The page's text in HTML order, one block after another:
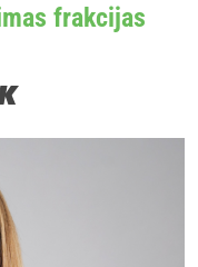
frakcijas